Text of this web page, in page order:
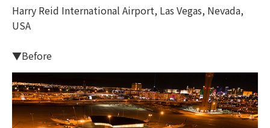
Harry Reid International Airport, Las Vegas, Nevada,
USA
▼Before